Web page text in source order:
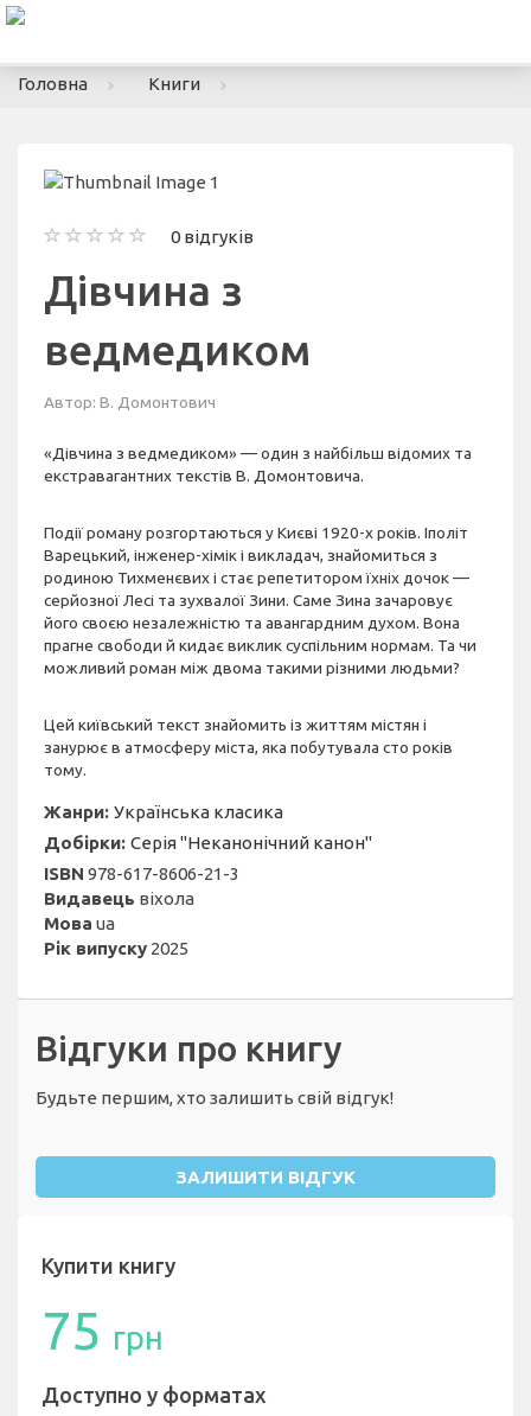
Головна
Книги
0 відгуків
Дівчина з
ведмедиком
Автор: В. Домонтович
«Дівчина з ведмедиком» — один з найбільш відомих та
екстравагантних текстів В. Домонтовича.
Події роману розгортаються у Києві 1920-х років. Іполіт
Варецький, інженер-хімік і викладач, знайомиться з
родиною Тихменєвих і стає репетитором їхніх дочок —
серйозної Лесі та зухвалої Зини. Саме Зина зачаровує
його своєю незалежністю та авангардним духом. Вона
прагне свободи й кидає виклик суспільним нормам. Та чи
можливий роман між двома такими різними людьми?
Цей київський текст знайомить із життям містян і
занурює в атмосферу міста, яка побутувала сто років
тому.
Жанри: Українська класика
Добірки: Серія "Неканонічний канон"
ISBN 978-617-8606-21-3
Видавець віхола
Мова ua
Рік випуску 2025
Відгуки про книгу
Будьте першим, хто залишить свій відгук!
ЗАЛИШИТИ ВІДГУК
Купити книгу
75 грн
Доступно у форматах